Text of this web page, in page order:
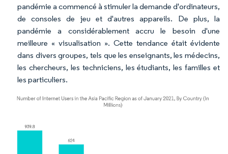
pandémie a commencé à stimuler la demande d'ordinateurs,
de consoles de jeu et d'autres appareils. De plus, la
pandémie a considérablement accru le besoin d'une
meilleure « visualisation ». Cette tendance était évidente
dans divers groupes, tels que les enseignants, les médecins,
les chercheurs, les techniciens, les étudiants, les familles et
les particuliers.